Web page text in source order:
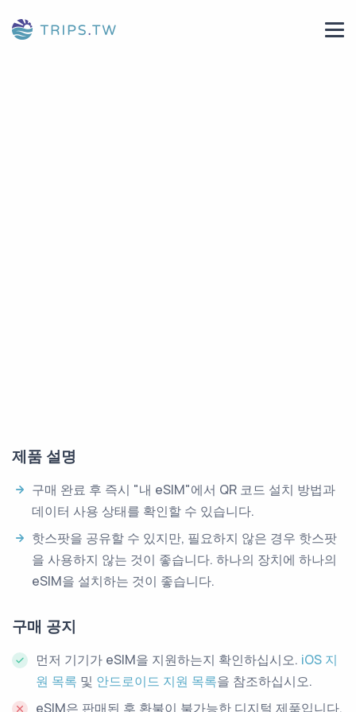
제품 설명
구매 완료 후 즉시 "내 eSIM"에서 QR 코드 설치 방법과
데이터 사용 상태를 확인할 수 있습니다.
핫스팟을 공유할 수 있지만, 필요하지 않은 경우 핫스팟
을 사용하지 않는 것이 좋습니다. 하나의 장치에 하나의
eSIM을 설치하는 것이 좋습니다.
구매 공지
먼저 기기가 eSIM을 지원하는지 확인하십시오. iOS 지
원 목록 및 안드로이드 지원 목록을 참조하십시오.
eSIM은 판매된 후 환불이 불가능한 디지털 제품입니다.